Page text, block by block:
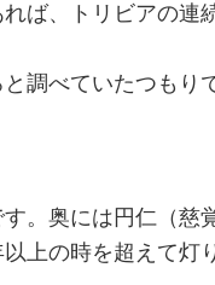
ば、トリビアの連
調べていたつもり
。奥には円仁（慈
上の時を超えて灯